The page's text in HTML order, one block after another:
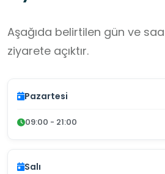
Aşağıda belirtilen gün ve
ziyarete açıktır.
Pazartesi
09:00 - 21:00
Salı